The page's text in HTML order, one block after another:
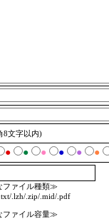
8文字以内)
● ● ● ● ● ●
ファイル種類≫
.lzh/.zip/.mid/.pdf
ファイル容量≫